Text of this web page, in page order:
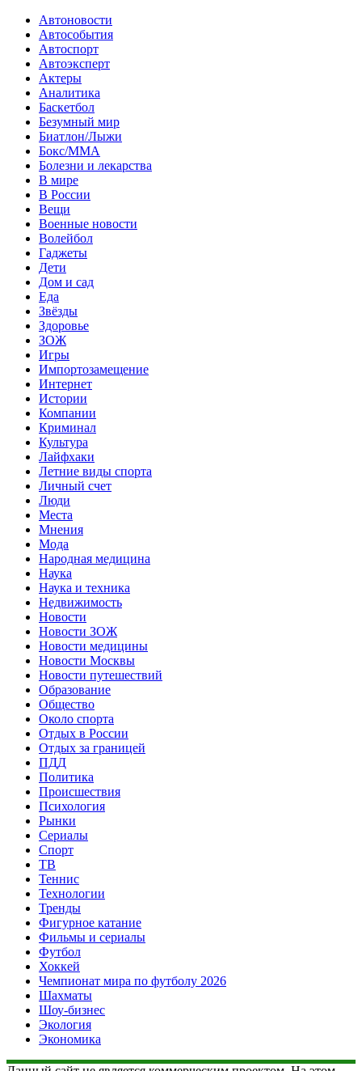
Автоновости
Автособытия
Автоспорт
Автоэксперт
Актеры
Аналитика
Баскетбол
Безумный мир
Биатлон/Лыжи
Бокс/MMA
Болезни и лекарства
В мире
В России
Вещи
Военные новости
Волейбол
Гаджеты
Дети
Дом и сад
Еда
Звёзды
Здоровье
ЗОЖ
Игры
Импортозамещение
Интернет
Истории
Компании
Криминал
Культура
Лайфхаки
Летние виды спорта
Личный счет
Люди
Места
Мнения
Мода
Народная медицина
Наука
Наука и техника
Недвижимость
Новости
Новости ЗОЖ
Новости медицины
Новости Москвы
Новости путешествий
Образование
Общество
Около спорта
Отдых в России
Отдых за границей
ПДД
Политика
Происшествия
Психология
Рынки
Сериалы
Спорт
ТВ
Теннис
Технологии
Тренды
Фигурное катание
Фильмы и сериалы
Футбол
Хоккей
Чемпионат мира по футболу 2026
Шахматы
Шоу-бизнес
Экология
Экономика